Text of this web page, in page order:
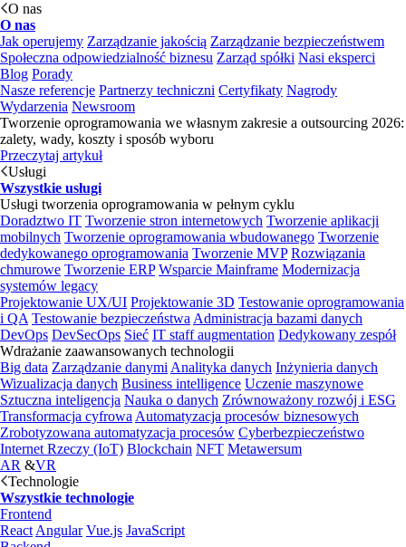
O nas
O nas
Jak operujemy Zarządzanie jakością Zarządzanie bezpieczeństwem
Społeczna odpowiedzialność biznesu Zarząd spółki Nasi eksperci
Blog Porady
Nasze referencje Partnerzy techniczni Certyfikaty Nagrody
Wydarzenia Newsroom
Tworzenie oprogramowania we własnym zakresie a outsourcing 2026:
zalety, wady, koszty i sposób wyboru
Przeczytaj artykuł
Usługi
Wszystkie usługi
Usługi tworzenia oprogramowania w pełnym cyklu
Doradztwo IT Tworzenie stron internetowych Tworzenie aplikacji
mobilnych Tworzenie oprogramowania wbudowanego Tworzenie
dedykowanego oprogramowania Tworzenie MVP Rozwiązania
chmurowe Tworzenie ERP Wsparcie Mainframe Modernizacja
systemów legacy
Projektowanie UX/UI Projektowanie 3D Testowanie oprogramowania
i QA Testowanie bezpieczeństwa Administracja bazami danych
DevOps DevSecOps Sieć IT staff augmentation Dedykowany zespół
Wdrażanie zaawansowanych technologii
Big data Zarządzanie danymi Analityka danych Inżynieria danych
Wizualizacja danych Business intelligence Uczenie maszynowe
Sztuczna inteligencja Nauka o danych Zrównoważony rozwój i ESG
Transformacja cyfrowa Automatyzacja procesów biznesowych
Zrobotyzowana automatyzacja procesów Cyberbezpieczeństwo
Internet Rzeczy (IoT) Blockchain NFT Metawersum
AR &VR
Technologie
Wszystkie technologie
Frontend
React Angular Vue.js JavaScript